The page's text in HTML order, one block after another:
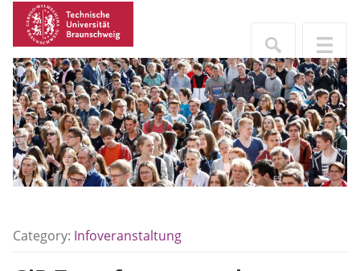
Category: Infoveranstaltung